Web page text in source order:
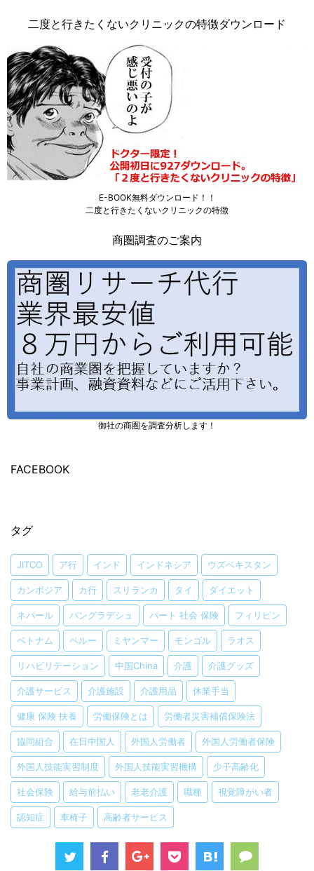
二度と行きたくないクリニックの特徴ダウンロード
E-BOOK無料ダウンロード！！
二度と行きたくないクリニックの特徴
商圏調査のご案内
御社の商圏を調査分析します！
FACEBOOK
タグ
JITCO ア行 インド インドネシア ウズベキスタン
カンボジア カ行 スリランカ タイ ダイエット
ネパール バングラデシュ パート 社会 保険 フィリピン
ベトナム ペルー ミヤンマー モンゴル ラオス
リハビリテーション 中国China 介護 介護グッズ
介護サービス 介護施設 介護用品 休業手当
健康 保険 扶養 労働保険とは 労働者災害補償保険法
協同組合 在日中国人 外国人労働者 外国人労働者保険
外国人技能実習制度 外国人技能実習機構 少子高齢化
社会保険 給与前払い 老老介護 職種 視覚障がい者
認知症 車椅子 高齢者サービス